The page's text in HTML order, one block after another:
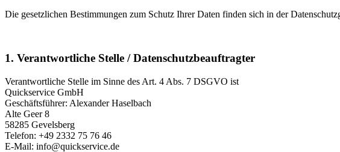
Die gesetzlichen Bestimmungen zum Schutz Ihrer Daten finden sich in der
1. Verantwortliche Stelle / Datenschutzbeauftragter
Verantwortliche Stelle im Sinne des Art. 4 Abs. 7 DSGVO ist
Quickservice GmbH
Geschäftsführer: Alexander Haselbach
Alte Geer 8
58285 Gevelsberg
Telefon: +49 2332 75 76 46
E-Mail: info@quickservice.de